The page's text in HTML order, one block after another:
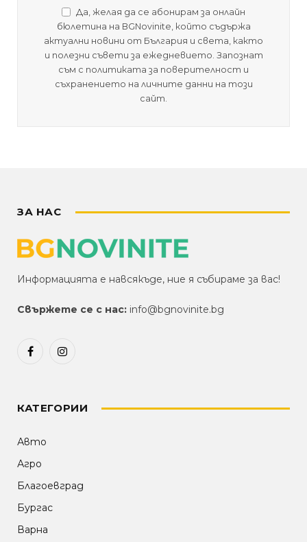
Да, желая да се абонирам за онлайн
бюлетина на BGNovinite, който съдържа
актуални новини от България и света, както
и полезни съвети за ежедневието. Запознат
съм с политиката за поверителност и
съхранението на личните данни на този
сайт.
ЗА НАС
Информацията е навсякъде, ние я събираме за вас!
Свържете се с нас: info@bgnovinite.bg
FacebookInstagram
КАТЕГОРИИ
Авто
Агро
Благоевград
Бургас
Варна